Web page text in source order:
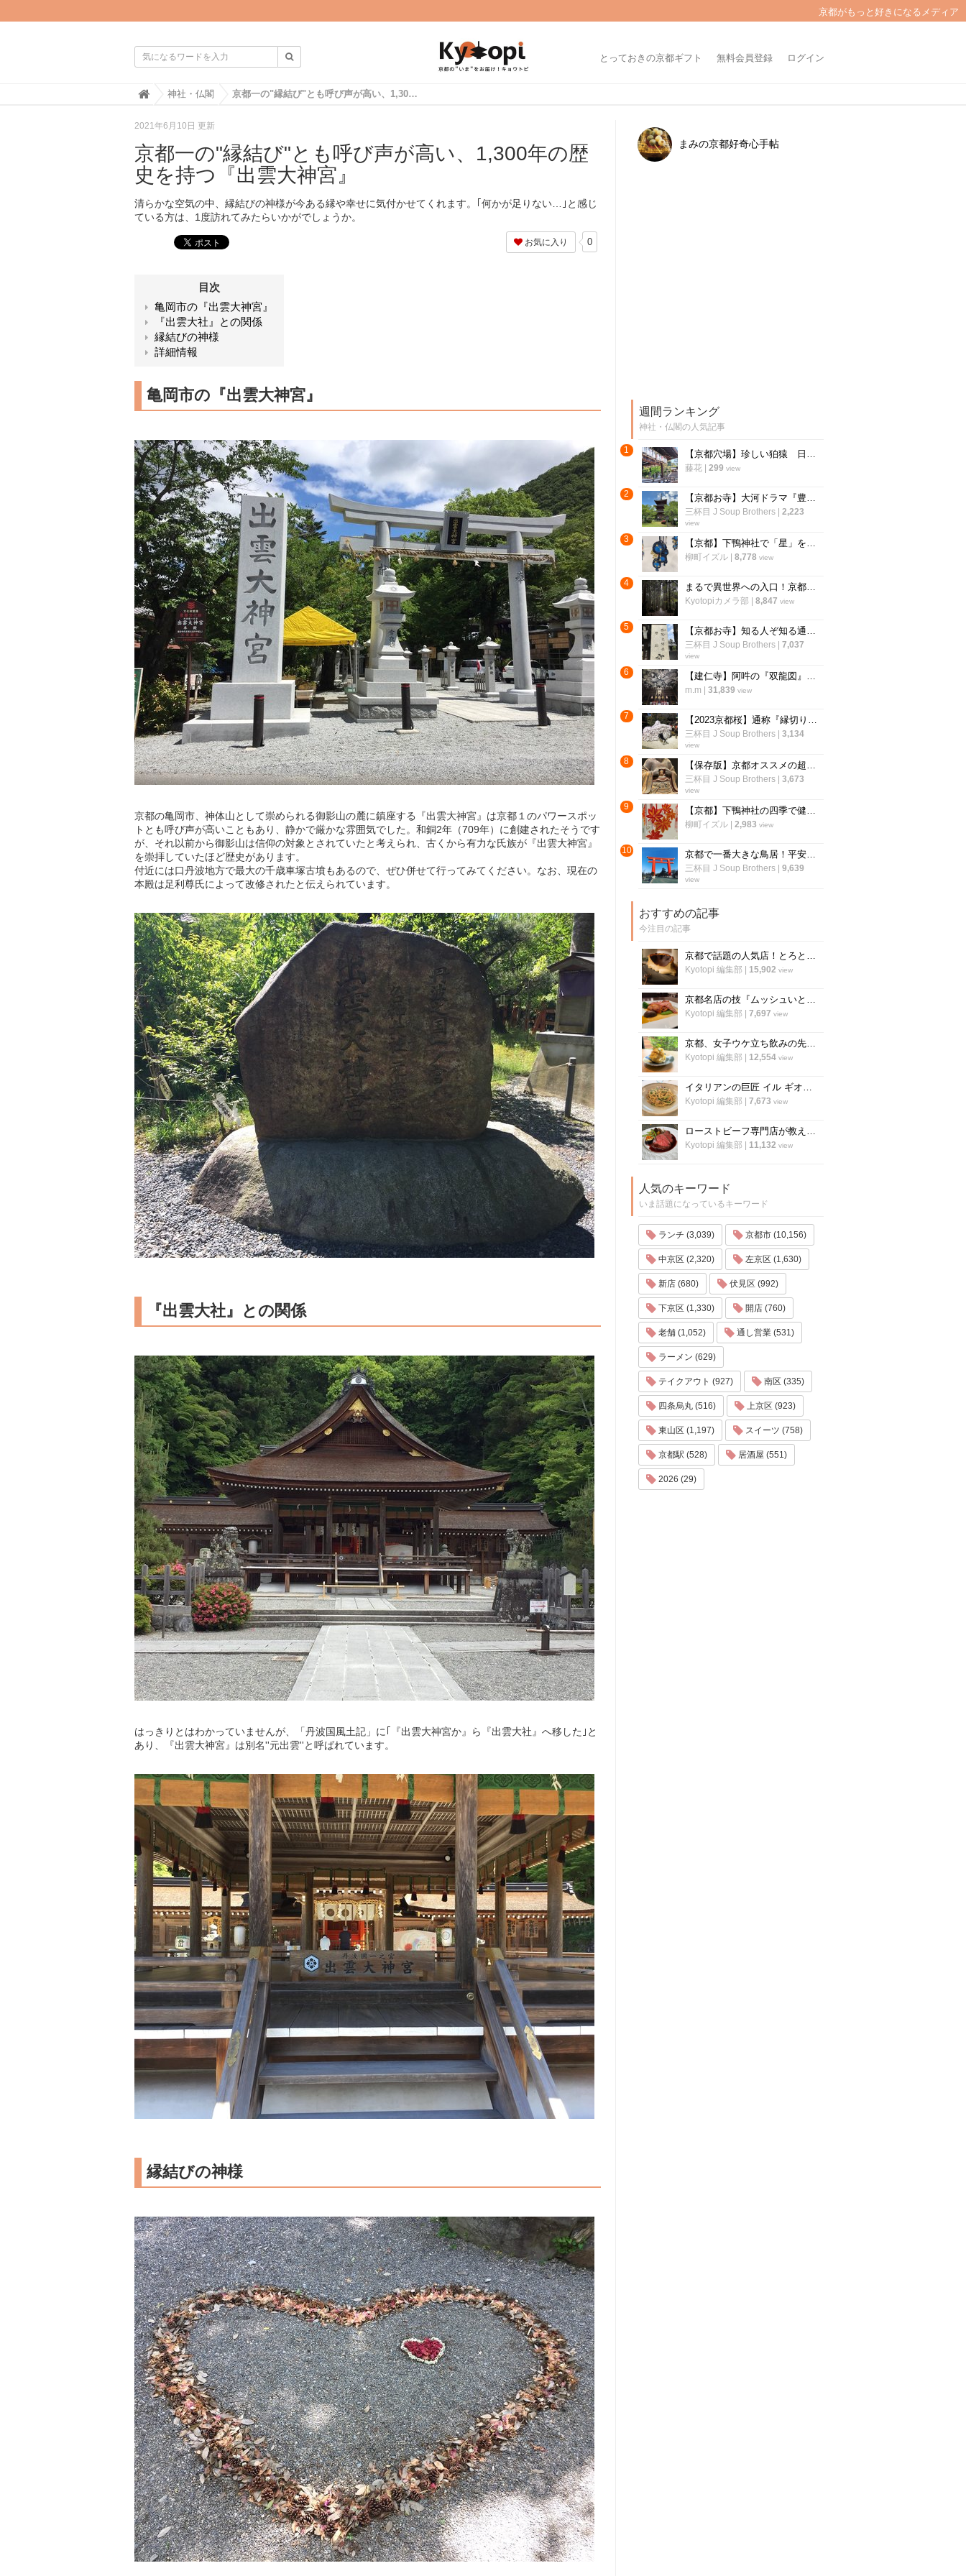
京都がもっと好きになるメディア
とっておきの京都ギフト 無料会員登録 ログイン
H
e
神社・仏閣 京都一の"縁結び"とも呼び声が高い、1,300年の歴史を持つ『出雲大神宮』
2021年6月10日 更新
京都一の"縁結び"とも呼び声が高い、1,300年の歴
史を持つ『出雲大神宮』
清らかな空気の中、縁結びの神様が今ある縁や幸せに気付かせてくれます。｢何かが足りない…｣と感じ
ている方は、1度訪れてみたらいかがでしょうか。
お気に入り 0
目次
亀岡市の『出雲大神宮』
『出雲大社』との関係
縁結びの神様
詳細情報
亀岡市の『出雲大神宮』
京都の亀岡市、神体山として崇められる御影山の麓に鎮座する『出雲大神宮』は京都１のパワースポッ
トとも呼び声が高いこともあり、静かで厳かな雰囲気でした。和銅2年（709年）に創建されたそうです
が、それ以前から御影山は信仰の対象とされていたと考えられ、古くから有力な氏族が『出雲大神宮』
を崇拝していたほど歴史があります。
付近には口丹波地方で最大の千歳車塚古墳もあるので、ぜひ併せて行ってみてください。なお、現在の
本殿は足利尊氏によって改修されたと伝えられています。
『出雲大社』との関係
はっきりとはわかっていませんが、「丹波国風土記」に｢『出雲大神宮か』ら『出雲大社』へ移した｣と
あり、『出雲大神宮』は別名''元出雲''と呼ばれています。
縁結びの神様
まみの京都好奇心手帖
週間ランキング
神社・仏閣の人気記事
1 【京都穴場】珍しい狛猿 日吉山王七神をお祀りする「新日吉神宮」
藤花| 299 view
2 【京都お寺】大河ドラマ『豊臣兄弟』で注目☆秀吉が一夜で三重塔建立の通称“宝寺”「宝積寺」
三杯目 J Soup Brothers| 2,223
view
3 【京都】下鴨神社で「星」をモチーフにした「四季守」が限定授与
柳町イズル| 8,778 view
4 まるで異世界への入口！京都の穴場パワースポット「賀茂神社」【京北町】
Kyotopiカメラ部 8,847 view
5 【京都お寺】知る人ぞ知る通称『賽（さい）の河原』で知られる西院立地「高山寺」
三杯目 J Soup Brothers| 7,037
view
6 【建仁寺】阿吽の『双龍図』は圧巻の迫力！一見の価値あり♪【京都 祇園】
m.m 31,839 view
7 【2023京都桜】通称『縁切り神社』は行列必至☆参道の桜はまだつぼみ「安井金比羅宮」
三杯目 J Soup Brothers| 3,134
view
8 【保存版】京都オススメの超マニアック仏像☆開胸から釈迦顔～口から小仏像【厳選５件】
三杯目 J Soup Brothers| 3,673
view
9 【京都】下鴨神社の四季で健康祈願～季節限定の四季守「紅葉」の授与が開始
柳町イズル| 2,983 view
10 京都で一番大きな鳥居！平安京建築を模した明治創建の神社「平安神宮」
三杯目 J Soup Brothers| 9,639
view
おすすめの記事
今注目の記事
京都で話題の人気店！とろとろ濃厚バスクチーズケーキの作り方〜「フォーチュンガーデン京都」
Kyotopi 編集部 15,902 view
京都名店の技『ムッシュいとう』の総料理長直伝「チキンステーキ」の焼き方
Kyotopi 編集部 7,697 view
京都、女子ウケ立ち飲みの先駆者「すいば」の人気メニュー『ポテトサラダ』の作り方
Kyotopi 編集部 12,554 view
イタリアンの巨匠 イル ギオットーネ笹島シェフ直伝「ボンゴレビアンコ」の作り方
Kyotopi 編集部 7,673 view
ローストビーフ専門店が教える、ローストビーフの作り方のすべて「ローストビーフの店 watanabe」
Kyotopi 編集部 11,132 view
人気のキーワード
いま話題になっているキーワード
ランチ (3,039) 京都市 (10,156)
中京区 (2,320) 左京区 (1,630)
新店 (680) 伏見区 (992)
下京区 (1,330) 開店 (760)
老舗 (1,052) 通し営業 (531)
ラーメン (629)
テイクアウト (927) 南区 (335)
四条烏丸 (516) 上京区 (923)
東山区 (1,197) スイーツ (758)
京都駅 (528) 居酒屋 (551)
2026 (29)